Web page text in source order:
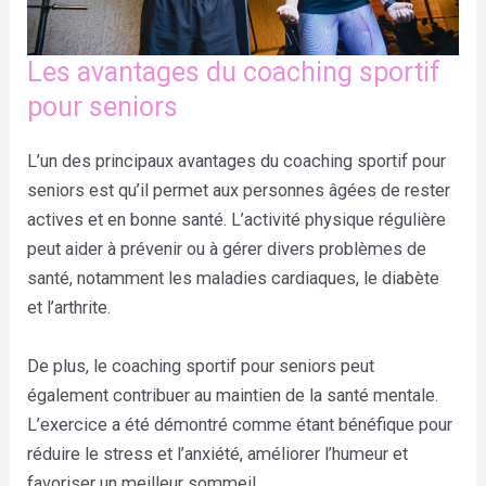
Les avantages du coaching sportif
pour seniors
L’un des principaux avantages du coaching sportif pour
seniors est qu’il permet aux personnes âgées de rester
actives et en bonne santé. L’activité physique régulière
peut aider à prévenir ou à gérer divers problèmes de
santé, notamment les maladies cardiaques, le diabète
et l’arthrite.
De plus, le coaching sportif pour seniors peut
également contribuer au maintien de la santé mentale.
L’exercice a été démontré comme étant bénéfique pour
réduire le stress et l’anxiété, améliorer l’humeur et